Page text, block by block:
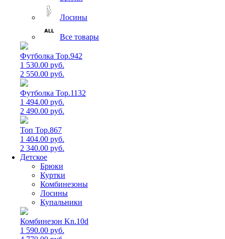
Лосины
Все товары
Футболка Top.942
1 530.00 руб.
2 550.00 руб.
Футболка Top.1132
1 494.00 руб.
2 490.00 руб.
Топ Top.867
1 404.00 руб.
2 340.00 руб.
Детское
Брюки
Куртки
Комбинезоны
Лосины
Купальники
Комбинезон Kn.10d
1 590.00 руб.